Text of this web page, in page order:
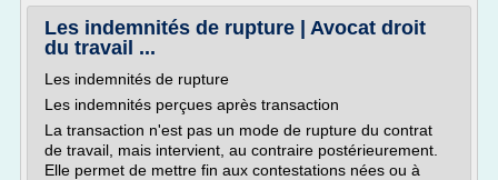
Les indemnités de rupture | Avocat droit
du travail ...
Les indemnités de rupture
Les indemnités perçues après transaction
La transaction n'est pas un mode de rupture du contrat
de travail, mais intervient, au contraire postérieurement.
Elle permet de mettre fin aux contestations nées ou à